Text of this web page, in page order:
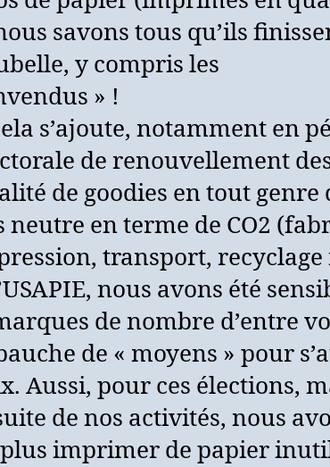
savons tous qu’ils
y compris les
» !
s’ajoute, notamment en
de renouvellement
de goodies en tout genre
neutre en terme de CO2
transport, recyclage
nous avons été
de nombre d’entre
de « moyens » pour
Aussi, pour ces élections,
de nos activités, nous
imprimer de papier